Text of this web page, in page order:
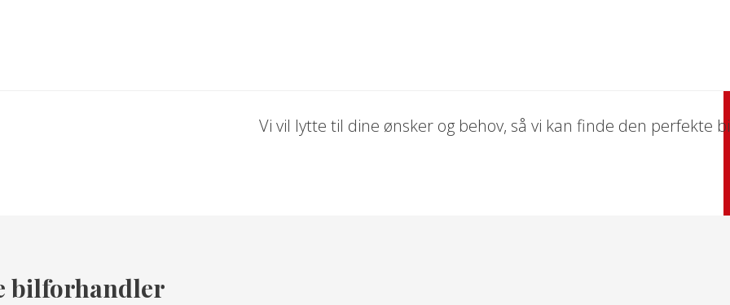
Vi vil lytte til dine ønsker og behov, så vi kan finde den perfekte
bilforhandler